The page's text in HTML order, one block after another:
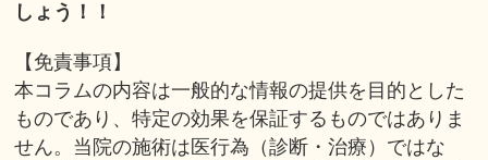
しょう！！
【免責事項】
本コラムの内容は一般的な情報の提供を目的とした
ものであり、特定の効果を保証するものではありま
せん。当院の施術は医行為（診断・治療）ではな